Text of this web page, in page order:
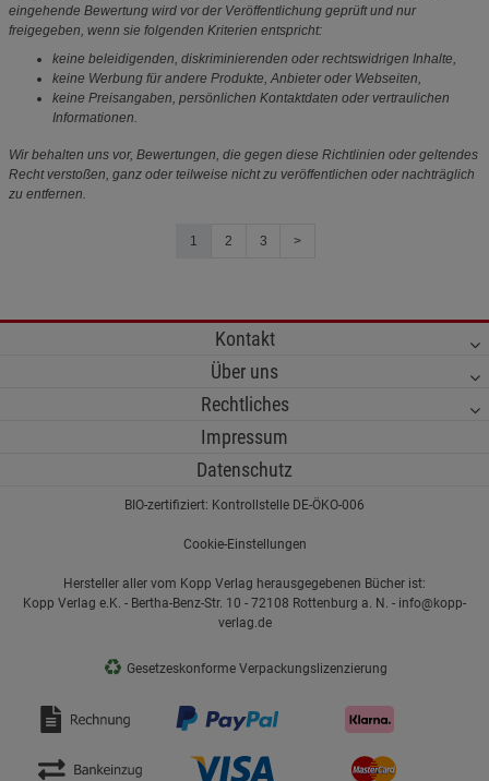
eingehende Bewertung wird vor der Veröffentlichung geprüft und nur
freigegeben, wenn sie folgenden Kriterien entspricht:
keine beleidigenden, diskriminierenden oder rechtswidrigen Inhalte,
keine Werbung für andere Produkte, Anbieter oder Webseiten,
keine Preisangaben, persönlichen Kontaktdaten oder vertraulichen
Informationen.
Wir behalten uns vor, Bewertungen, die gegen diese Richtlinien oder geltendes
Recht verstoßen, ganz oder teilweise nicht zu veröffentlichen oder nachträglich
zu entfernen.
1 2 3 >
Kontakt
Über uns
Rechtliches
Impressum
Datenschutz
BIO-zertifiziert: Kontrollstelle DE-ÖKO-006
Cookie-Einstellungen
Hersteller aller vom Kopp Verlag herausgegebenen Bücher ist:
Kopp Verlag e.K. - Bertha-Benz-Str. 10 - 72108 Rottenburg a. N. - info@kopp-
verlag.de
♻ Gesetzeskonforme Verpackungslizenzierung